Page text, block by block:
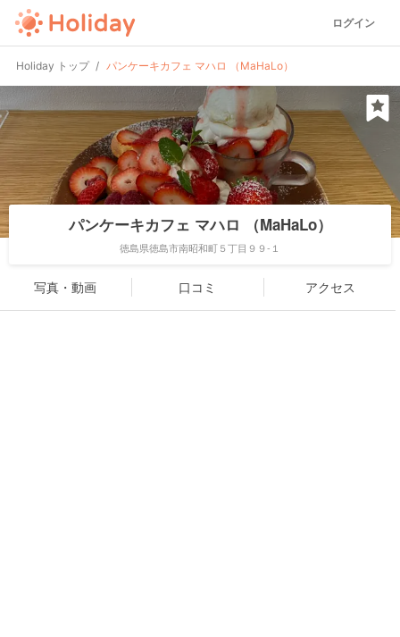
ログイン
Holiday トップ パンケーキカフェ マハロ （MaHaLo）
パンケーキカフェ マハロ （MaHaLo）
徳島県徳島市南昭和町５丁目９９-１
写真・動画 口コミ アクセス